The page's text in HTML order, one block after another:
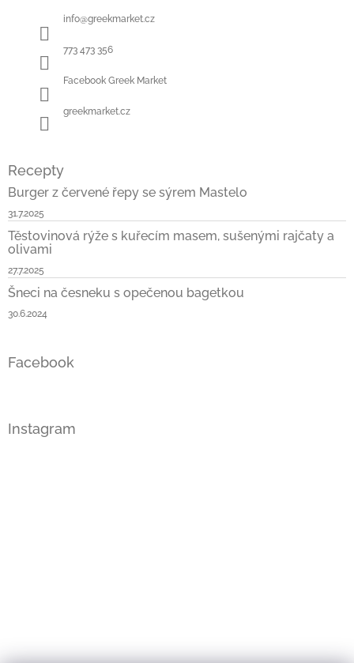
info@greekmarket.cz
773 473 356
Facebook Greek Market
greekmarket.cz
Recepty
Burger z červené řepy se sýrem Mastelo
31.7.2025
Těstovinová rýže s kuřecím masem, sušenými rajčaty a
olivami
27.7.2025
Šneci na česneku s opečenou bagetkou
30.6.2024
Facebook
Instagram